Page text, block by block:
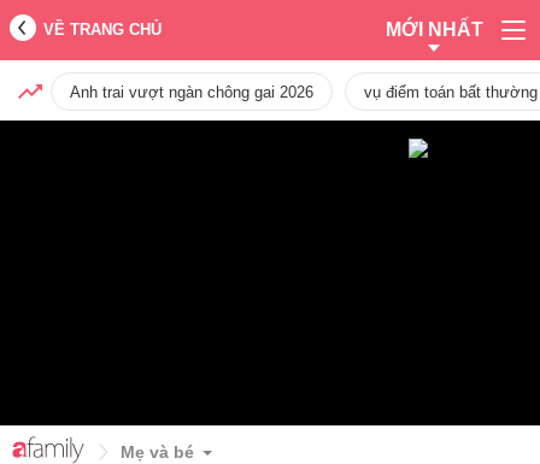
VỀ TRANG CHỦ MỚI NHẤT
Anh trai vượt ngàn chông gai 2026 vụ điểm toán bất
Mẹ và bé